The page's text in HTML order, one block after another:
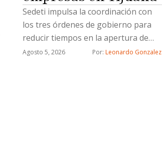
Sedeti impulsa la coordinación con
los tres órdenes de gobierno para
reducir tiempos en la apertura de
nuevos negocios
Agosto 5, 2026 Por: Leonardo Gonzalez